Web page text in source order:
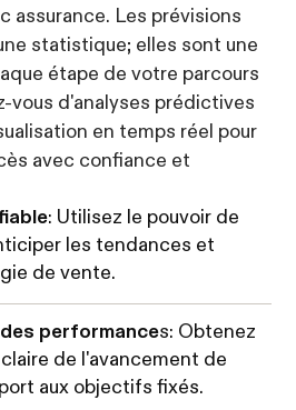
assurance. Les prévisions
statistique; elles sont une
étape de votre parcours
vous d'analyses prédictives
en temps réel pour
avec confiance et
: Utilisez le pouvoir de
les tendances et
de vente.
performances: Obtenez
de l'avancement de
aux objectifs fixés.